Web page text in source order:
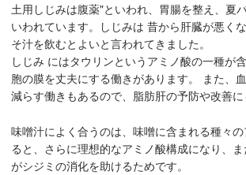
土用しじみは腹薬"といわれ、胃腸を整え、夏
いわれています。しじみは 昔から肝臓が悪く
そ汁を飲むとよいと言われてきました。
しじみ にはタウリンというアミノ酸の一種が
胞の膜を丈夫にする働きがあります。 また、
減らす働きもあるので、脂肪肝の予防や改善に
味噌汁によく合うのは、味噌に含まれる種々
ると、さらに理想的なアミノ酸構成になり、
がシジミの消化を助けるためです。